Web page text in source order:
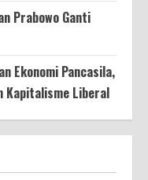
Prabowo Ganti
Ekonomi Pancasila,
Kapitalisme Liberal